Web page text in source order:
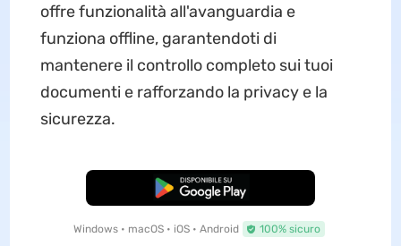
offre funzionalità all'avanguardia e
funziona offline, garantendoti di
mantenere il controllo completo sui tuoi
documenti e rafforzando la privacy e la
sicurezza.
Download Gratis
Windows • macOS • iOS • Android 100% sicuro